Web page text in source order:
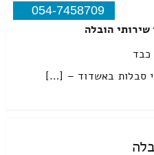
054-7458709
שירותי הובלה
כבד
סבלות באשדוד – […]